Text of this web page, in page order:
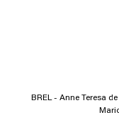
BREL - Anne Teresa